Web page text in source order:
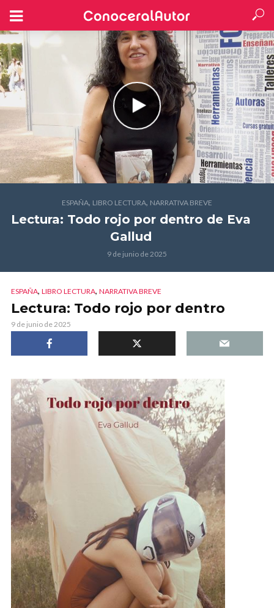
ESPAÑA, LIBRO LECTURA, NARRATIVA BREVE
Lectura: Todo rojo por dentro de Eva
Gallud
9 de junio de 2025
ESPAÑA, LIBRO LECTURA, NARRATIVA BREVE
Lectura: Todo rojo por dentro
9 de junio de 2025